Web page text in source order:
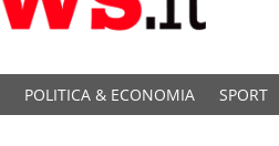
POLITICA & ECONOMIA SPORT